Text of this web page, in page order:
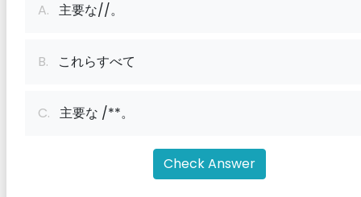
A. 主要な//。
B. これらすべて
C. 主要な /**。
Check Answer